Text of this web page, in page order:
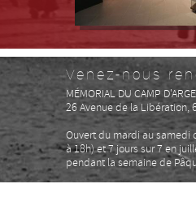
Venez-nous
MÉMORIAL DU CAMP
26 Avenue de la Libération,
Ouvert du mardi au samedi
à 18h)et 7 jours sur 7 en
pendant la semaine de